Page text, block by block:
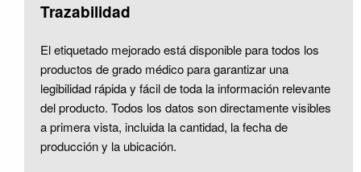
Trazabilidad
El etiquetado mejorado está disponible para todos los
productos de grado médico para garantizar una
legibilidad rápida y fácil de toda la información relevante
del producto. Todos los datos son directamente visibles
a primera vista, incluida la cantidad, la fecha de
producción y la ubicación.